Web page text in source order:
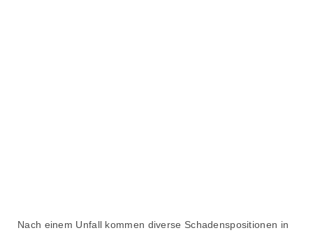
Nach einem Unfall kommen diverse Schadenspositionen in